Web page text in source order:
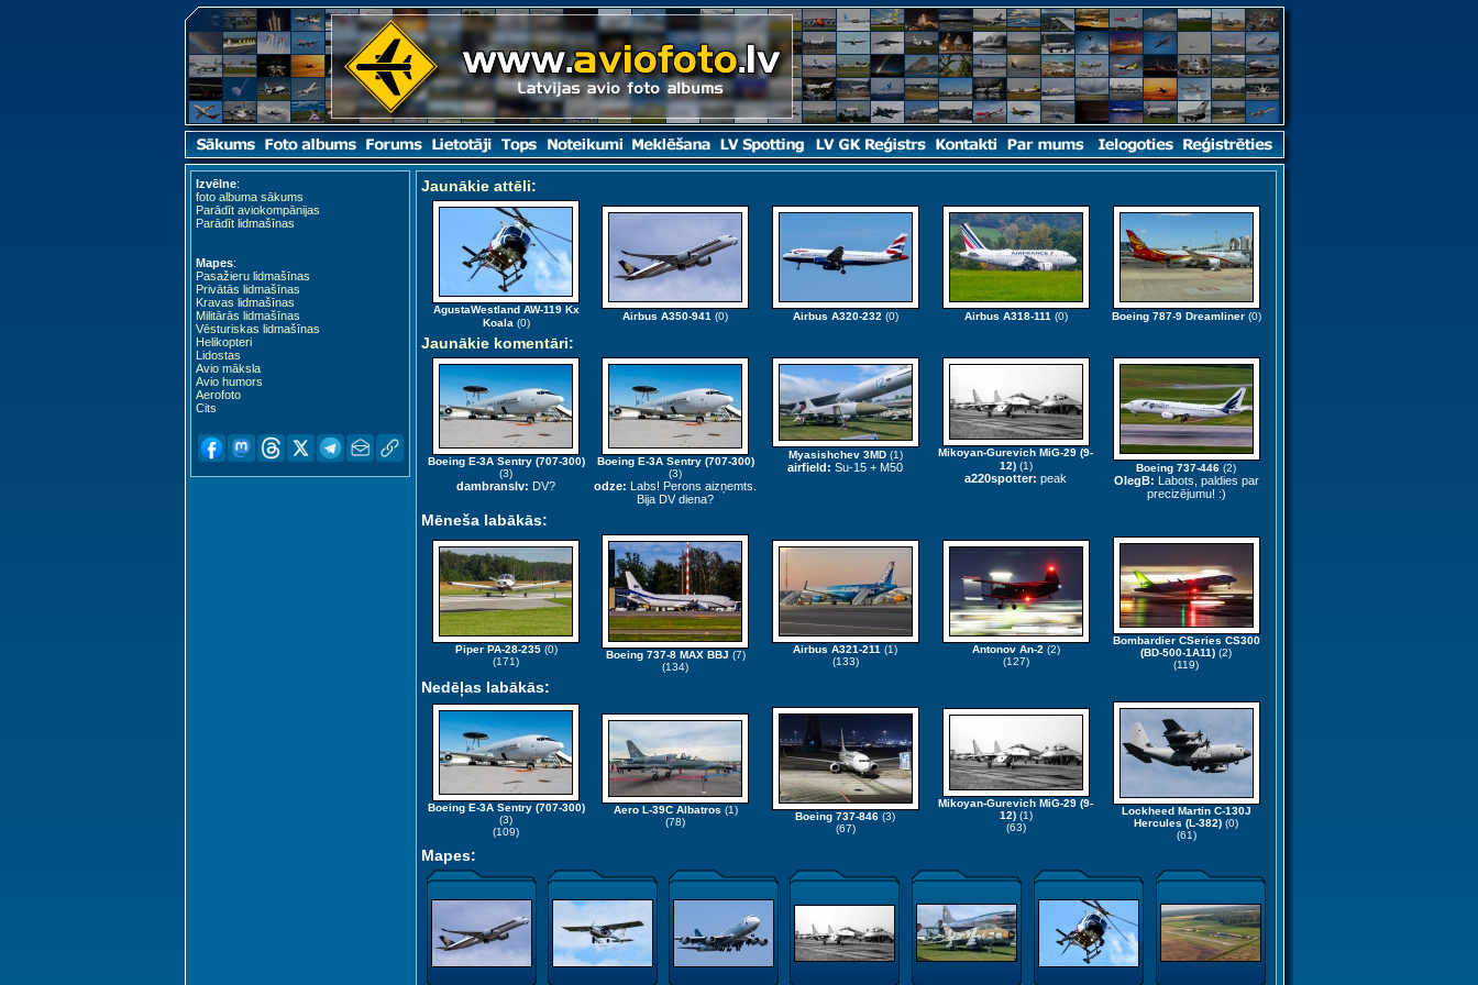
Izvēlne:
foto albuma sākums
Parādīt aviokompānijas
Parādīt lidmašīnas
Mapes:
Pasažieru lidmašīnas
Privātās lidmašīnas
Kravas lidmašīnas
Militārās lidmašīnas
Vēsturiskas lidmašīnas
Helikopteri
Lidostas
Avio māksla
Avio humors
Aerofoto
Cits
Jaunākie attēli:
AgustaWestland AW-119 Kx
Koala (0)
Airbus A350-941 (0) Airbus A320-232 (0) Airbus A318-111 (0) Boeing 787-9 Dreamliner (0)
Jaunākie komentāri:
Boeing E-3A Sentry (707-300)
(3)
dambranslv: DV?
Boeing E-3A Sentry (707-300)
(3)
odze: Labs! Perons aizņemts.
Bija DV diena?
Myasishchev 3MD (1)
airfield: Su-15 + M50
Mikoyan-Gurevich MiG-29 (9-
12) (1)
a220spotter: peak
Boeing 737-446 (2)
OlegB: Labots, paldies par
precizējumu! :)
Mēneša labākās:
Piper PA-28-235(0)
(171)
Boeing 737-8 MAX BBJ (7)
(134)
Airbus A321-211 (1)
(133)
Antonov An-2 (2)
(127)
Bombardier CSeries CS300
(BD-500-1A11) (2)
(119)
Nedēļas labākās:
Boeing E-3A Sentry (707-300)
(3)
(109)
Aero L-39C Albatros (1)
(78)
Boeing 737-846 (3)
(67)
Mikoyan-Gurevich MiG-29 (9-
12)(1)
(63)
Lockheed Martin C-130J
Hercules (L-382) (0)
(61)
Mapes: